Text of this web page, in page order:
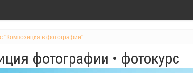
"Композиция в фотографии"
фотографии • фотокурс